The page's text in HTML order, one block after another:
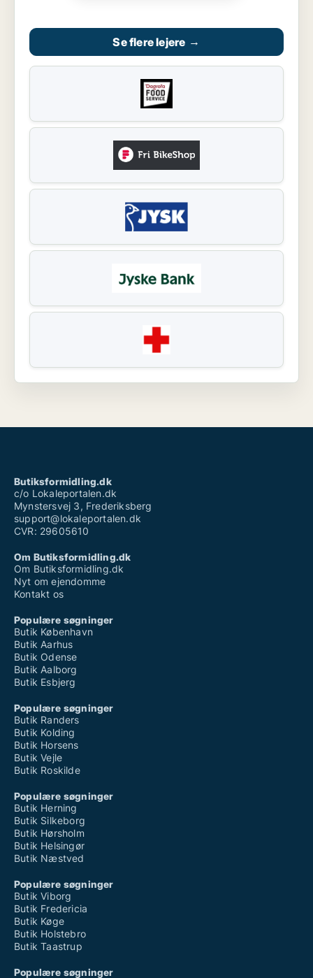
Se flere lejere →
Butiksformidling.dk
c/o Lokaleportalen.dk
Mynstersvej 3, Frederiksberg
support@lokaleportalen.dk
CVR: 29605610
Om Butiksformidling.dk
Om Butiksformidling.dk
Nyt om ejendomme
Kontakt os
Populære søgninger
Butik København
Butik Aarhus
Butik Odense
Butik Aalborg
Butik Esbjerg
Populære søgninger
Butik Randers
Butik Kolding
Butik Horsens
Butik Vejle
Butik Roskilde
Populære søgninger
Butik Herning
Butik Silkeborg
Butik Hørsholm
Butik Helsingør
Butik Næstved
Populære søgninger
Butik Viborg
Butik Fredericia
Butik Køge
Butik Holstebro
Butik Taastrup
Populære søgninger